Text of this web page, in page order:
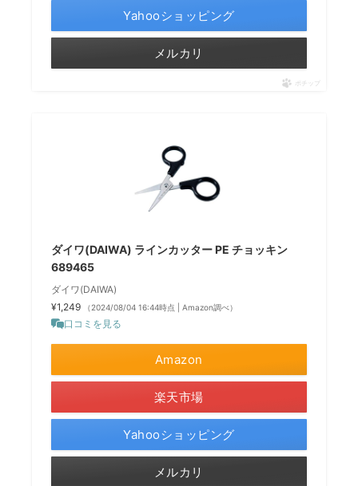
Yahooショッピング
メルカリ
ポチップ
ダイワ(DAIWA) ラインカッター PE チョッキン
689465
ダイワ(DAIWA)
¥1,249
（2024/08/04 16:44時点 | Amazon調べ）
口コミを見る
Amazon
楽天市場
Yahooショッピング
メルカリ